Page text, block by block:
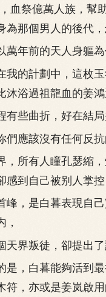
祭億萬人族，幫助
為那個男人的後代
年前的天人身軀為
的計劃中，這枚玉
沐浴過祖龍血的姜鴻
些曲折，好在結局
應該沒有任何反抗
所有人瞳孔瑟縮，
感到自己被别人掌控
，是白暮表現自己
，
界叛徒，卻提出了
，白暮能夠活到最
符，亦或是姜岚啟用